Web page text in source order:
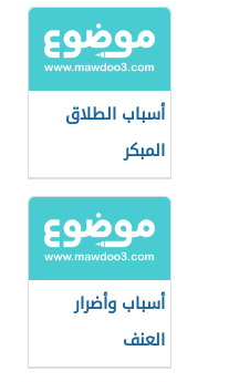
أسباب الطلاق
المبكر
أسباب وأضرار
العنف